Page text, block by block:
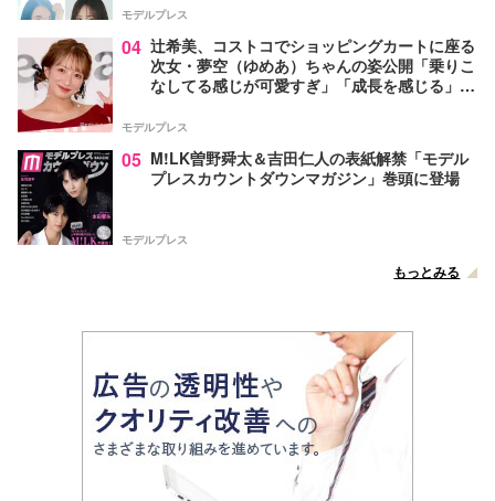
モデルプレス
04 辻希美、コストコでショッピングカートに座る
次女・夢空（ゆめあ）ちゃんの姿公開「乗りこ
なしてる感じが可愛すぎ」「成長を感じる」の
モデルプレス
05 M!LK曽野舜太＆吉田仁人の表紙解禁「モデル
プレスカウントダウンマガジン」巻頭に登場
モデルプレス
もっとみる